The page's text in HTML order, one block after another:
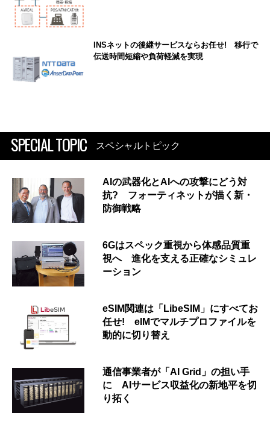
INSネットの後継サービスならお任せ! 移行で
伝送時間短縮や負荷軽減を実現
SPECIAL TOPIC スペシャルトピック
AIの武器化とAIへの攻撃にどう対
抗? フォーティネットが描く新・
防御戦略
6Gはスペック重視から体感品質重
視へ 進化を支える正確なシミュレ
ーション
eSIM関連は「LibeSIM」にすべてお
任せ! eIMでマルチプロファイルを
動的に切り替え
通信事業者が「AI Grid」の担い手
に AIサービス収益化の新地平を切
り拓く